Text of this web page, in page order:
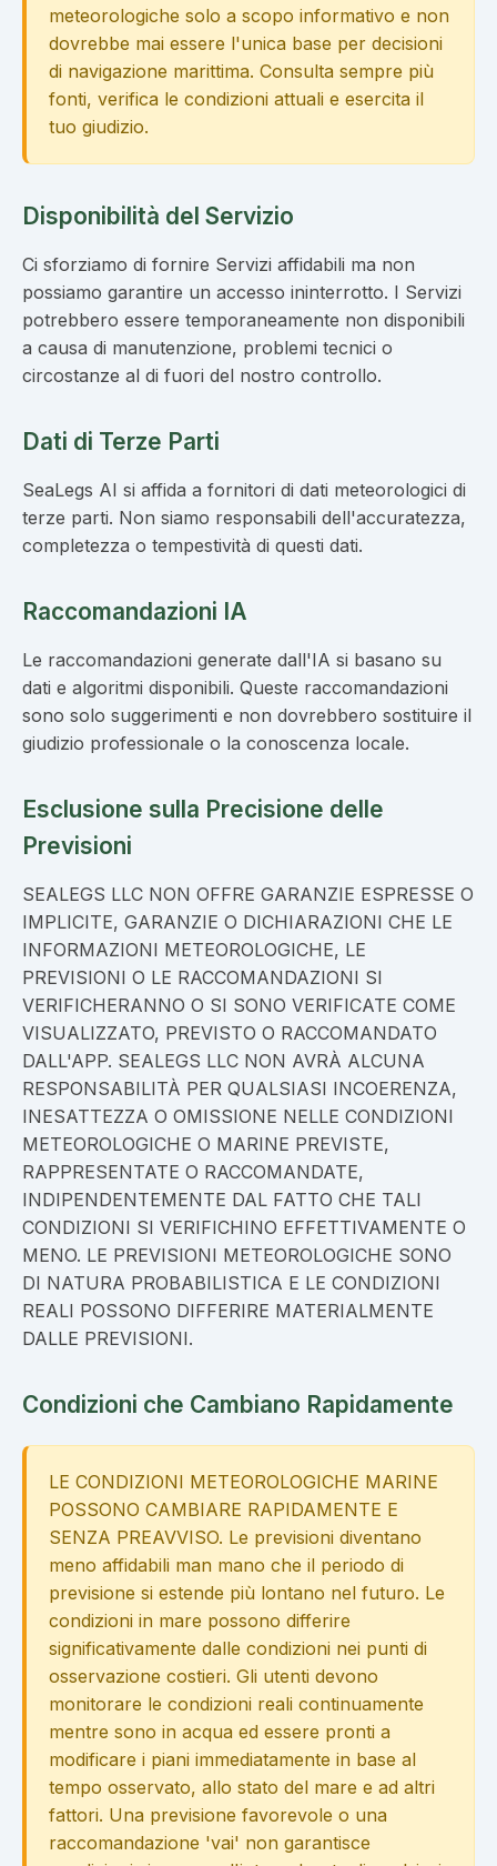
meteorologiche solo a scopo informativo e non
dovrebbe mai essere l'unica base per decisioni
di navigazione marittima. Consulta sempre più
fonti, verifica le condizioni attuali e esercita il
tuo giudizio.
Disponibilità del Servizio
Ci sforziamo di fornire Servizi affidabili ma non
possiamo garantire un accesso ininterrotto. I Servizi
potrebbero essere temporaneamente non disponibili
a causa di manutenzione, problemi tecnici o
circostanze al di fuori del nostro controllo.
Dati di Terze Parti
SeaLegs AI si affida a fornitori di dati meteorologici di
terze parti. Non siamo responsabili dell'accuratezza,
completezza o tempestività di questi dati.
Raccomandazioni IA
Le raccomandazioni generate dall'IA si basano su
dati e algoritmi disponibili. Queste raccomandazioni
sono solo suggerimenti e non dovrebbero sostituire il
giudizio professionale o la conoscenza locale.
Esclusione sulla Precisione delle
Previsioni
SEALEGS LLC NON OFFRE GARANZIE ESPRESSE O
IMPLICITE, GARANZIE O DICHIARAZIONI CHE LE
INFORMAZIONI METEOROLOGICHE, LE
PREVISIONI O LE RACCOMANDAZIONI SI
VERIFICHERANNO O SI SONO VERIFICATE COME
VISUALIZZATO, PREVISTO O RACCOMANDATO
DALL'APP. SEALEGS LLC NON AVRÀ ALCUNA
RESPONSABILITÀ PER QUALSIASI INCOERENZA,
INESATTEZZA O OMISSIONE NELLE CONDIZIONI
METEOROLOGICHE O MARINE PREVISTE,
RAPPRESENTATE O RACCOMANDATE,
INDIPENDENTEMENTE DAL FATTO CHE TALI
CONDIZIONI SI VERIFICHINO EFFETTIVAMENTE O
MENO. LE PREVISIONI METEOROLOGICHE SONO
DI NATURA PROBABILISTICA E LE CONDIZIONI
REALI POSSONO DIFFERIRE MATERIALMENTE
DALLE PREVISIONI.
Condizioni che Cambiano Rapidamente
LE CONDIZIONI METEOROLOGICHE MARINE
POSSONO CAMBIARE RAPIDAMENTE E
SENZA PREAVVISO. Le previsioni diventano
meno affidabili man mano che il periodo di
previsione si estende più lontano nel futuro. Le
condizioni in mare possono differire
significativamente dalle condizioni nei punti di
osservazione costieri. Gli utenti devono
monitorare le condizioni reali continuamente
mentre sono in acqua ed essere pronti a
modificare i piani immediatamente in base al
tempo osservato, allo stato del mare e ad altri
fattori. Una previsione favorevole o una
raccomandazione 'vai' non garantisce